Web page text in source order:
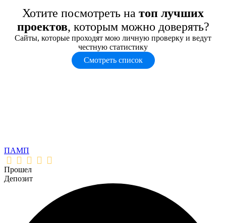
Хотите посмотреть на топ лучших
проектов, которым можно доверять?
Сайты, которые проходят мою личную проверку и ведут
честную статистику
Смотреть список
ПАМП
Прошел
Депозит